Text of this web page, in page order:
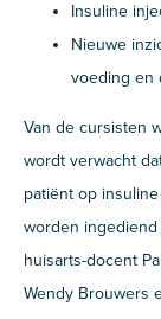
Insuline
Nieuwe
voeding en
Van de cursisten
wordt verwacht
patiënt op
worden
huisarts-docent
Wendy Brouwers